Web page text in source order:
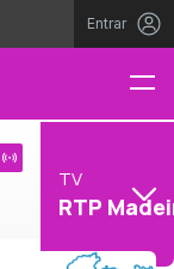
Entrar
TV
RTP